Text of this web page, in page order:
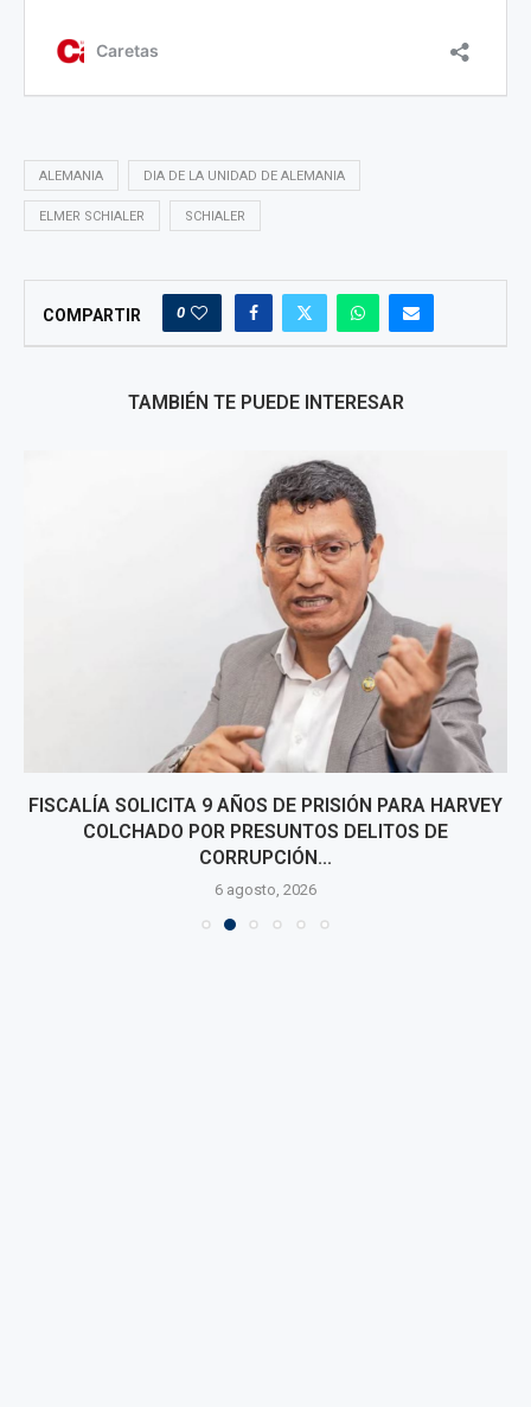
ALEMANIA DIA DE LA UNIDAD DE ALEMANIA
ELMER SCHIALER SCHIALER
COMPARTIR 0
TAMBIÉN TE PUEDE INTERESAR
FISCALÍA SOLICITA 9 AÑOS DE PRISIÓN PARA HARVEY
COLCHADO POR PRESUNTOS DELITOS DE
CORRUPCIÓN...
6 agosto, 2026